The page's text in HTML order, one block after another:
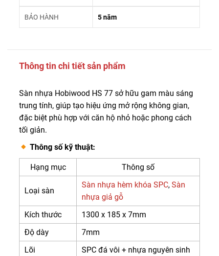
BẢO HÀNH 5 năm
Thông tin chi tiết sản phẩm
Sàn nhựa Hobiwood HS 77 sở hữu gam màu sáng
trung tính, giúp tạo hiệu ứng mở rộng không gian,
đặc biệt phù hợp với căn hộ nhỏ hoặc phong cách
tối giản.
Thông số kỹ thuật:
Hạng mục Thông số
Loại sàn
Sàn nhựa hèm khóa SPC, Sàn
nhựa giả gỗ
Kích thước
1300 x 185 x 7mm
Độ dày
7mm
Lõi
SPC đá vôi + nhựa nguyên sinh